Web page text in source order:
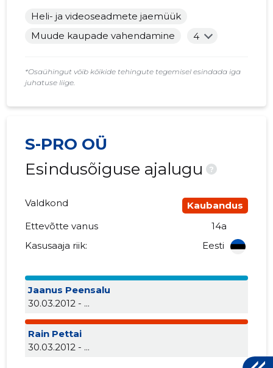
Heli- ja videoseadmete jaemüük
Muude kaupade vahendamine
4
*Osaühingut võib kõikide tehingute tegemisel esindada iga
juhatuse liige.
S-PRO OÜ
Esindusõiguse ajalugu
?
Valdkond
Kaubandus
Ettevõtte vanus
14a
Kasusaaja riik:
Eesti
Jaanus Peensalu
30.03.2012 - ...
Rain Pettai
30.03.2012 - ...